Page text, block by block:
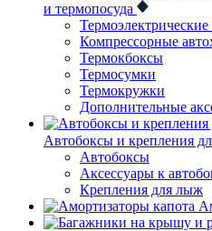
и термопосуда
Компрессорные
Термокбоксы
Термосумки
Термокружки
Дополнительные
Автобоксы и крепления
Автобоксы
Аксессуары к
Крепления для лыж